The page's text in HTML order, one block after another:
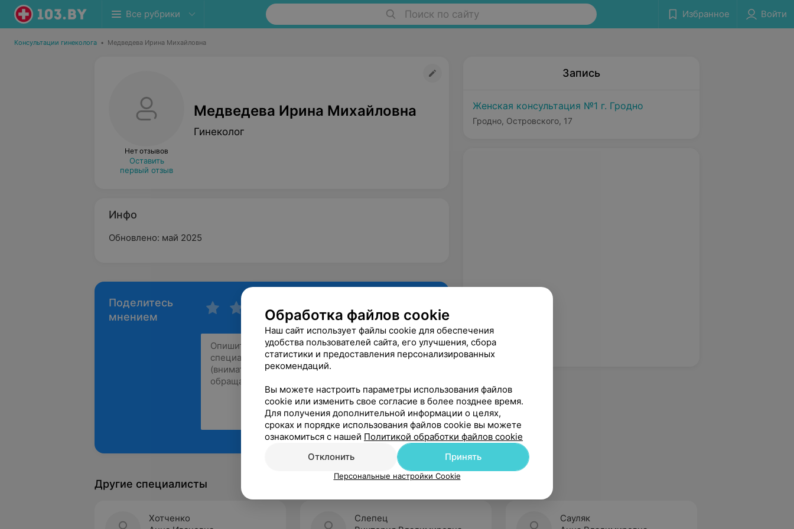
Все рубрики Поиск по сайту Избранное Войти
Консультации гинеколога • Медведева Ирина Михайловна
Нет отзывов
Оставить
первый отзыв
Медведева Ирина Михайловна
Гинеколог
Инфо
Обновлено: май 2025
Поделитесь
мнением
Рекомендую
Запись
Женская консультация №1 г. Гродно
Гродно, Островского, 17
Другие специалисты
Хотченко
Слепец
Сауляк
Обработка файлов cookie
Наш сайт использует файлы cookie для обеспечения
удобства пользователей сайта, его улучшения, сбора
статистики и предоставления персонализированных
рекомендаций.
Вы можете настроить параметры использования файлов
cookie или изменить свое согласие в более позднее время.
Для получения дополнительной информации о целях,
сроках и порядке использования файлов cookie вы можете
ознакомиться с нашей Политикой обработки файлов cookie
Отклонить
Принять
Персональные настройки Cookie